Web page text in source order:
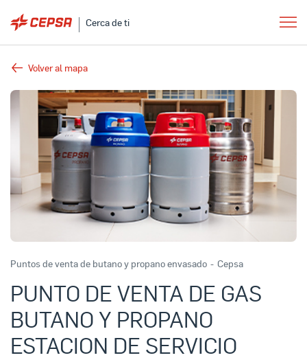
Cerca de ti
Volver al mapa
Puntos de venta de butano y propano envasado - Cepsa
PUNTO DE VENTA DE GAS
BUTANO Y PROPANO
ESTACION DE SERVICIO